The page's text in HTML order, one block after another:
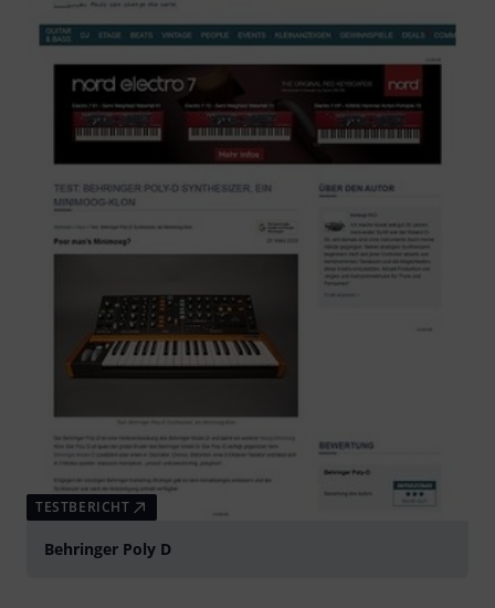
TESTBERICHT
Behringer Poly D